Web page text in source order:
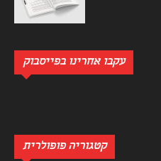
עקבו אחרינו בפייסבוק
קטגוריה פופולרית